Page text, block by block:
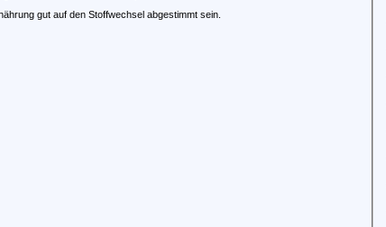
gut auf den Stoffwechsel abgestimmt sein.